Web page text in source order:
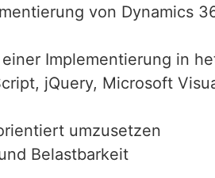
von Dynamics
Implementierung in
jQuery, Microsoft
umzusetzen
Belastbarkeit